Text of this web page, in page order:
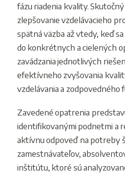
fázu riadenia kvality.
zlepšovanie vzdelávacieho
spätná väzba až vtedy, keď
do konkrétnych a cielených
zavádzania jednotlivých
efektívneho zvyšovania
vzdelávania a zodpovedného
Zavedené opatrenia
identifikovanými podnetmi a
aktívnu odpoveď na potreby
zamestnávateľov,
inštitútu, ktoré sú